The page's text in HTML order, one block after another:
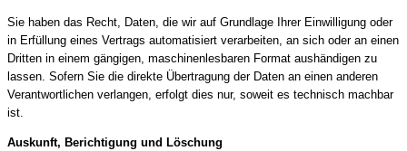
Sie haben das Recht, Daten, die wir auf Grundlage Ihrer Einwilligung oder
in Erfüllung eines Vertrags automatisiert verarbeiten, an sich oder an einen
Dritten in einem gängigen, maschinenlesbaren Format aushändigen zu
lassen. Sofern Sie die direkte Übertragung der Daten an einen anderen
Verantwortlichen verlangen, erfolgt dies nur, soweit es technisch machbar
ist.
Auskunft, Berichtigung und Löschung